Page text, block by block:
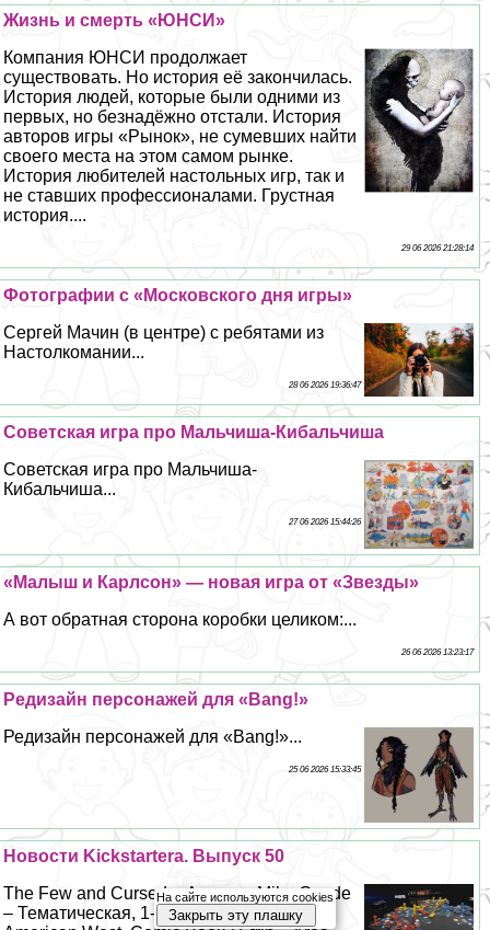
Жизнь и cмepть «ЮНСИ»
Компания ЮНСИ продолжает
существовать. Но история её закончилась.
История людей, которые были одними из
первых, но безнадёжно отстали. История
авторов игры «Рынок», не сумевших найти
своего места на этом самом рынке.
История любителей настольных игр, так и
не ставших профессионалами. Грустная
история....
29 06 2026 21:28:14
Фотографии с «Московского дня игры»
Сергeй Мачин (в центре) с ребятами из
Настолкомании...
28 06 2026 19:36:47
Советская игра про Мальчиша-Кибальчиша
Советская игра про Мальчиша-
Кибальчиша...
27 06 2026 15:44:26
«Малыш и Карлсон» — новая игра от «Звезды»
А вот обратная сторона коробки целиком:...
26 06 2026 13:23:17
Редизайн персонажей для «Bang!»
Редизайн персонажей для «Bang!»...
25 06 2026 15:33:45
Новости Kickstarterа. Выпуск 50
The Few and Cursed – Авторы: Mike Gnade
– Тематическая, 1-4 игрока, 55 минут –
На сайте используются cookies
Закрыть эту плашку